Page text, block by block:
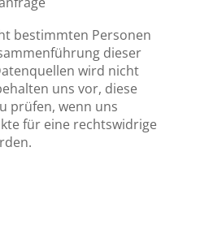
bestimmten Personen
dieser
wird nicht
uns vor, diese
prüfen, wenn uns
für eine rechtswidrige